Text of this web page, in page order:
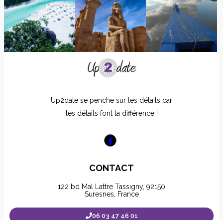
Up2date se penche sur les détails car
les détails font la différence !
CONTACT
122 bd Mal Lattre Tassigny, 92150
Suresnes, France
06 03 47 46 01